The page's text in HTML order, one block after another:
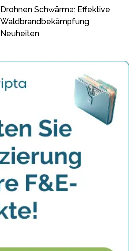
Drohnen Schwärme: Effektive
Waldbrandbekämpfung
Neuheiten